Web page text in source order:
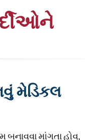
મેડિકલ
માંગતા હોવ,